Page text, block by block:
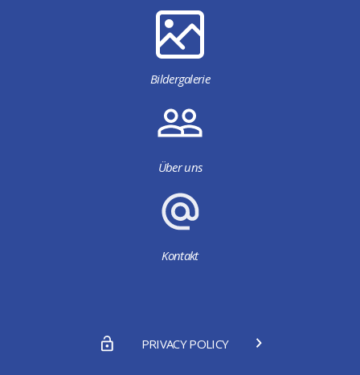
Bildergalerie
Über uns
Kontakt
PRIVACY POLICY